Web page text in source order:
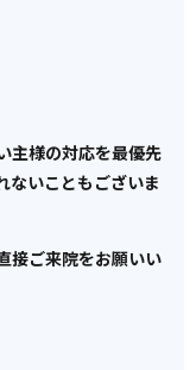
主様の対応を最優先
ないこともございま
接ご来院をお願いい